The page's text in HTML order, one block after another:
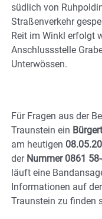
südlich von
Straßenverkehr
Reit im Winkl erfolgt
Anschlussstelle
Unterwössen.
Für Fragen aus der
Traunstein ein
am heutigen
der Nummer 0861
läuft eine
Informationen auf
Traunstein zu finden